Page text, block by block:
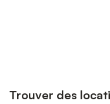
Trouver des